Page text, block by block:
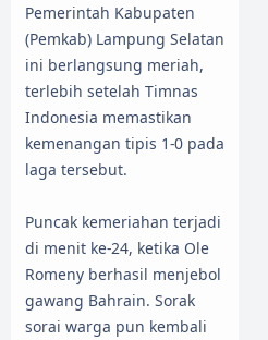
Pemerintah Kabupaten
(Pemkab) Lampung Selatan
ini berlangsung meriah,
terlebih setelah Timnas
Indonesia memastikan
kemenangan tipis 1-0 pada
laga tersebut.
Puncak kemeriahan terjadi
di menit ke-24, ketika Ole
Romeny berhasil menjebol
gawang Bahrain. Sorak
sorai warga pun kembali